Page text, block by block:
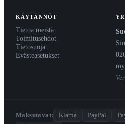
KÄYTÄNNÖT
Tietoa meistä
Toimitusehdot
Tietosuoja
Evästeasetukset
Maksutavat: Klarna PayPal